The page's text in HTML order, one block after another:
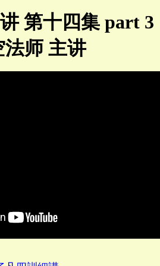
第十四集 part 3
法师 主讲